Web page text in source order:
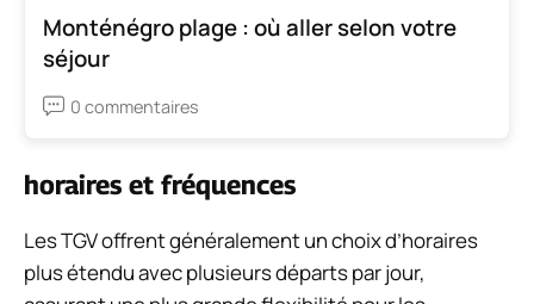
Monténégro plage : où aller selon votre
séjour
0 commentaires
horaires et fréquences
Les TGV offrent généralement un choix d’horaires
plus étendu avec plusieurs départs par jour,